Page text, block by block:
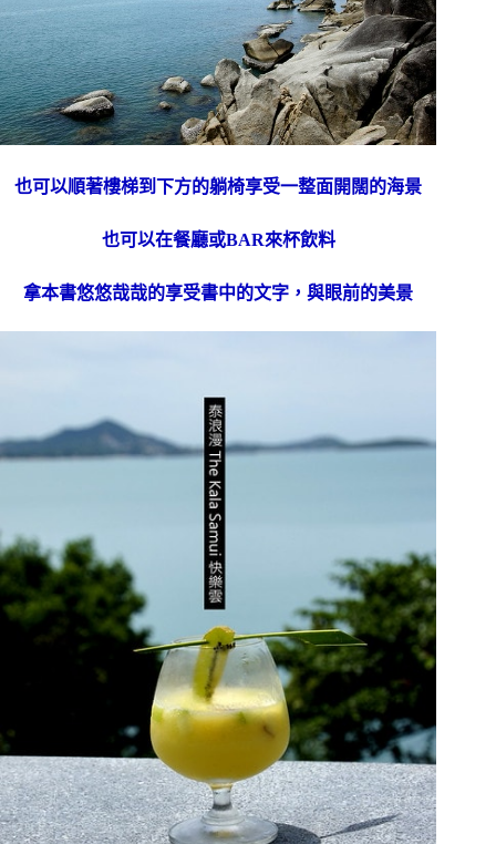
也可以順著樓梯到下方的躺椅享受一整面開闊的海景
也可以在餐廳或BAR來杯飲料
拿本書悠悠哉哉的享受書中的文字，與眼前的美景